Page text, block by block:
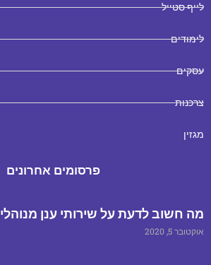
לייף סטייל
לימודים
עסקים
צרכנות
מגזין
פרסומים אחרונים
מה חשוב לדעת על שירותי ענן
אוקטובר 5, 2020